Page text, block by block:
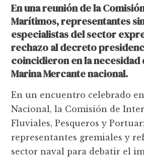
En una reunión de la
Marítimos, representantes
especialistas del sector
rechazo al decreto
coincidieron en la
Marina Mercante nacional.
En un encuentro celebrado
Nacional, la Comisión de
Fluviales, Pesqueros y
representantes gremiales y
sector naval para debatir el